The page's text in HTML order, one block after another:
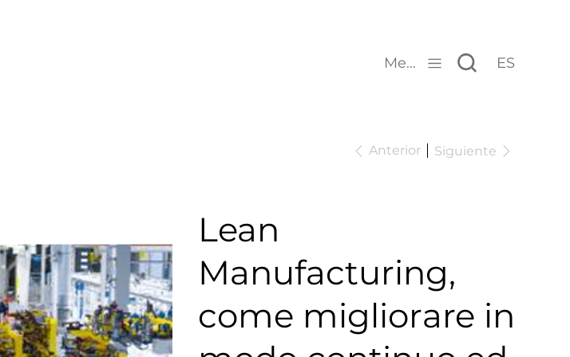
Menu ES
Anterior Siguiente
Lean
Manufacturing,
come migliorare in